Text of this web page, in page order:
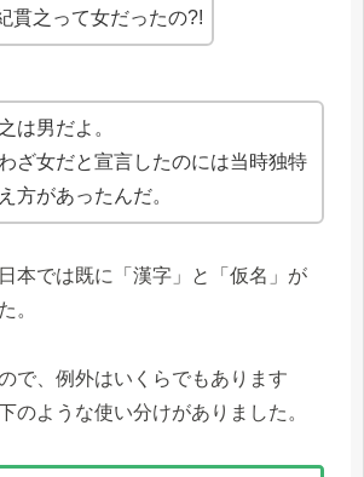
貫之って女だったの?!
は男だよ。
ざ女だと宣言したのには当時独特
方があったんだ。
本では既に「漢字」と「仮名」が
。
で、例外はいくらでもあります
のような使い分けがありました。